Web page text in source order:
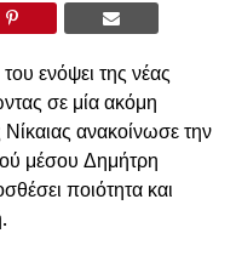
ενόψει της νέας
σε μία ακόμη
ανακοίνωσε την
μέσου Δημήτρη
ποιότητα και